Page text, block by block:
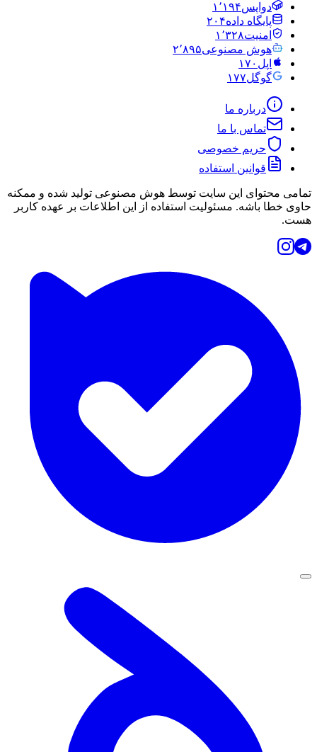
دواپس۱٬۱۹۴
پایگاه داده۲۰۴
امنیت۱٬۳۲۸
هوش مصنوعی۲٬۸۹۵
اپل ۱۷۰
گوگل۱۷۷
درباره ما
تماس با ما
حریم خصوصی
قوانین استفاده
تمامی محتوای این سایت توسط هوش مصنوعی تولید شده و ممکنه
حاوی خطا باشه. مسئولیت استفاده از این اطلاعات بر عهده کاربر
هست.